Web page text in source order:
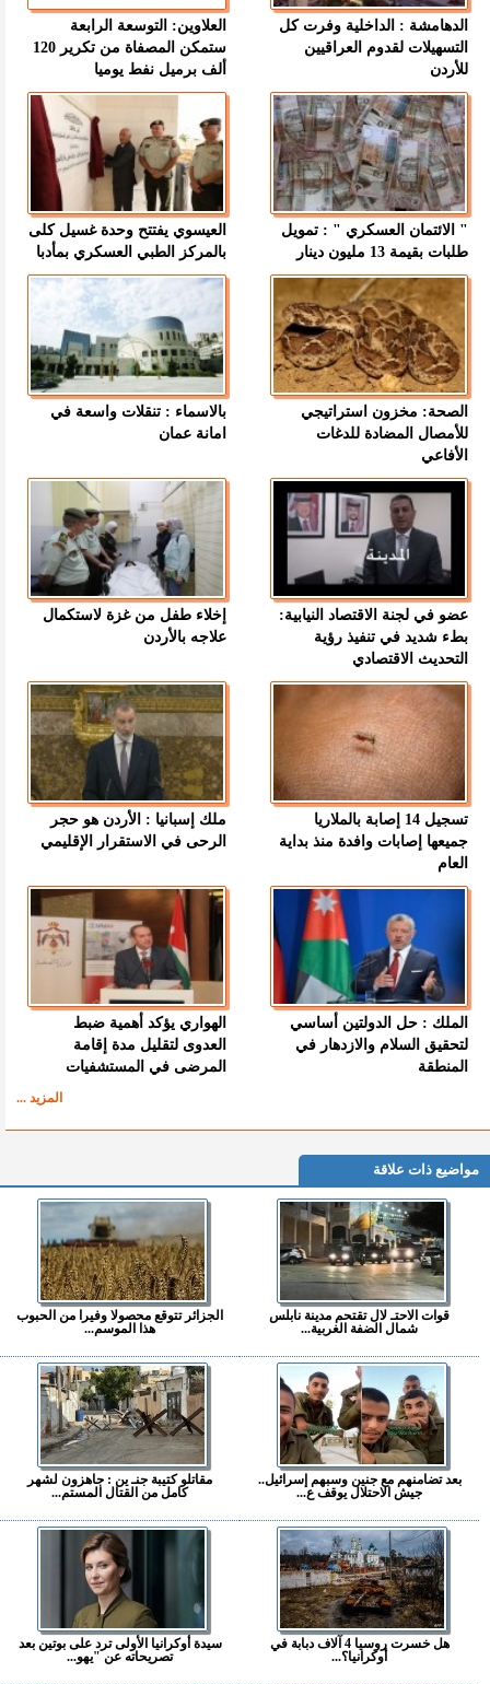
الدهامشة : الداخلية وفرت كل
التسهيلات لقدوم العراقيين
للأردن
العلاوين: التوسعة الرابعة
ستمكن المصفاة من تكرير 120
ألف برميل نفط يوميا
" الائتمان العسكري " : تمويل
طلبات بقيمة 13 مليون دينار
العيسوي يفتتح وحدة غسيل كلى
بالمركز الطبي العسكري بمأدبا
الصحة: مخزون استراتيجي
للأمصال المضادة للدغات
الأفاعي
بالاسماء : تنقلات واسعة في
امانة عمان
عضو في لجنة الاقتصاد النيابية:
بطء شديد في تنفيذ رؤية
التحديث الاقتصادي
إخلاء طفل من غزة لاستكمال
علاجه بالأردن
تسجيل 14 إصابة بالملاريا
جميعها إصابات وافدة منذ بداية
العام
ملك إسبانيا : الأردن هو حجر
الرحى في الاستقرار الإقليمي
الملك : حل الدولتين أساسي
لتحقيق السلام والازدهار في
المنطقة
الهواري يؤكد أهمية ضبط
العدوى لتقليل مدة إقامة
المرضى في المستشفيات
المزيد ...
مواضيع ذات علاقة
قوات الاحتـ لال تقتحم مدينة نابلس
شمال الضفة الغربية...
الجزائر تتوقع محصولا وفيرا من الحبوب
هذا الموسم...
بعد تضامنهم مع جنين وسبهم إسرائيل..
جيش الاحتلال يوقف ع...
مقاتلو كتيبة جنـ ين : جاهزون لشهر
كامل من القتال المستم...
هل خسرت روسيا 4 آلاف دبابة في
أوكرانيا؟...
سيدة أوكرانيا الأولى ترد على بوتين بعد
تصريحاته عن "يهو...